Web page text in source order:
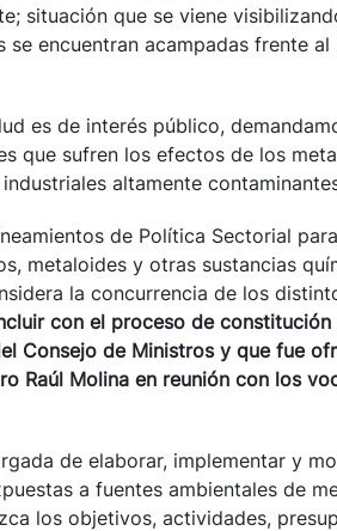
situación que se viene
se encuentran acampadas frente
es de interés público,
que sufren los efectos de los
altamente
de Política Sectorial
metaloides y otras sustancias
la concurrencia de los
con el proceso de constitución
Consejo de Ministros y que fue
Raúl Molina en reunión con los
de elaborar, implementar y
a fuentes ambientales de
los objetivos, actividades,